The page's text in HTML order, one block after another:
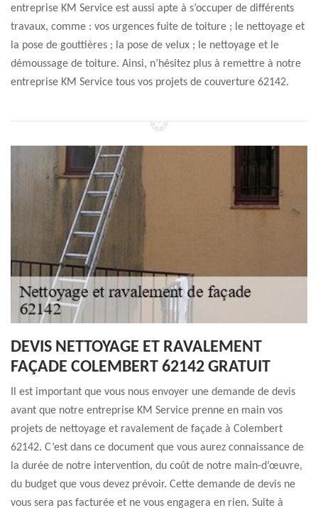
entreprise KM Service est aussi apte à s’occuper de différents
travaux, comme : vos urgences fuite de toiture ; le nettoyage et
la pose de gouttières ; la pose de velux ; le nettoyage et le
démoussage de toiture. Ainsi, n’hésitez plus à remettre à notre
entreprise KM Service tous vos projets de couverture 62142.
DEVIS NETTOYAGE ET RAVALEMENT
FAÇADE COLEMBERT 62142 GRATUIT
Il est important que vous nous envoyer une demande de devis
avant que notre entreprise KM Service prenne en main vos
projets de nettoyage et ravalement de façade à Colembert
62142. C’est dans ce document que vous aurez connaissance de
la durée de notre intervention, du coût de notre main-d’œuvre,
du budget que vous devez prévoir. Cette demande de devis ne
vous sera pas facturée et ne vous engagera en rien. Suite à